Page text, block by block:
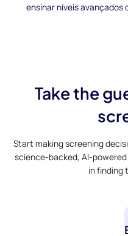
ensinar níveis avançados
Take the
Start making screening
science-backed, AI-
in finding